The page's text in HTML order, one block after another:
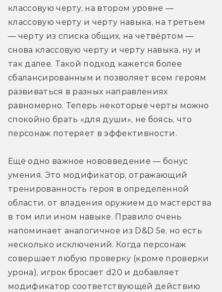
классовую черту, на втором уровне —
классовую черту и черту навыка, на третьем
— черту из списка общих, на четвёртом —
снова классовую черту и черту навыка, ну и
так далее. Такой подход кажется более
сбалансированным и позволяет всем героям
развиваться в разных направлениях
равномерно. Теперь некоторые черты можно
спокойно брать «для души», не боясь, что
персонаж потеряет в эффективности.
Ещё одно важное нововведение — бонус
умения. Это модификатор, отражающий
тренированность героя в определённой
области, от владения оружием до мастерства
в том или ином навыке. Правило очень
напоминает аналогичное из D&D 5e, но есть
несколько исключений. Когда персонаж
совершает любую проверку (кроме проверки
урона), игрок бросает d20 и добавляет
модификатор соответствующей действию